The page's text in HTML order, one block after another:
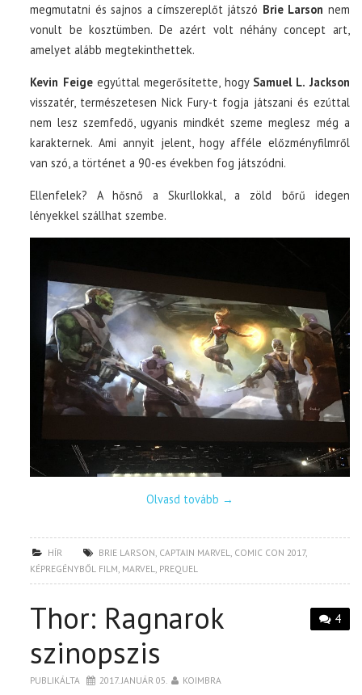
megmutatni és sajnos a címszereplőt játszó Brie Larson nem
vonult be kosztümben. De azért volt néhány concept art,
amelyet alább megtekinthettek.
Kevin Feigeegyúttal megerősítette, hogy Samuel L. Jackson
visszatér, természetesen Nick Fury-t fogja játszani és ezúttal
nem lesz szemfedő, ugyanis mindkét szeme meglesz még a
karakternek. Ami annyit jelent, hogy afféle előzményfilmről
van szó, a történet a 90-es években fog játszódni.
Ellenfelek? A hősnő a Skurllokkal, a zöld bőrű idegen
lényekkel szállhat szembe.
Olvasd tovább →
HÍR BRIE LARSON, CAPTAIN MARVEL, COMIC CON 2017,
KÉPREGÉNYBŐL FILM, MARVEL, PREQUEL
4
Thor: Ragnarok
szinopszis
PUBLIKÁLTA 2017. JANUÁR 05. KOIMBRA